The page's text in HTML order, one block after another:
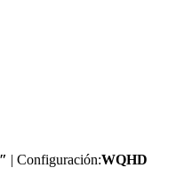
| Configuración:WQHD